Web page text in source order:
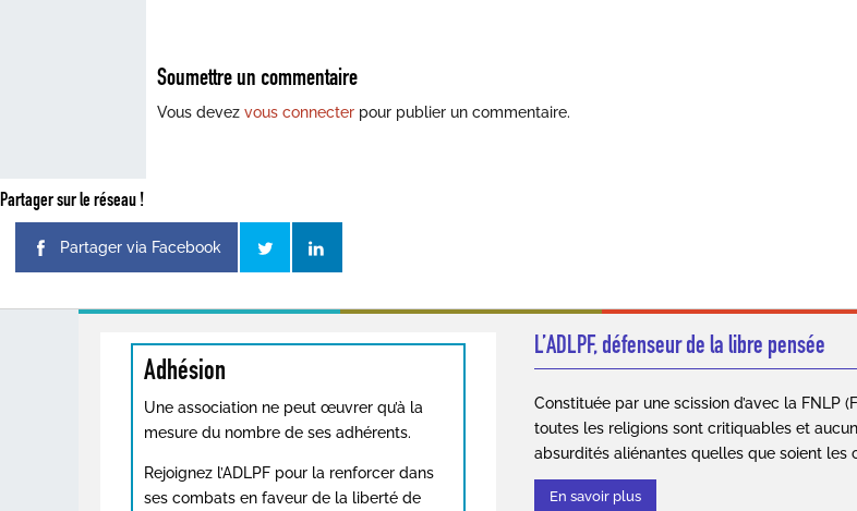
Soumettre un commentaire
Vous devezvous connecter pour publier un commentaire.
Partager sur le réseau !
Partager via Facebook
Adhésion
Une association ne peut œuvrer qu’à la
mesure du nombre de ses adhérents.
Rejoignez l’ADLPF pour la renforcer dans
ses combats en faveur de la liberté de
L’ADLPF, défenseur de la libre pensée
Constituée par une scission d’avec la FNLP
toutes les religions sont critiquables et
absurdités aliénantes quelles que soient les
En savoir plus